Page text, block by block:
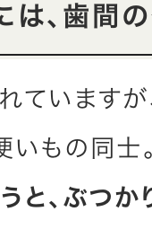
は、歯間
ています
いもの同士
と、ぶつか